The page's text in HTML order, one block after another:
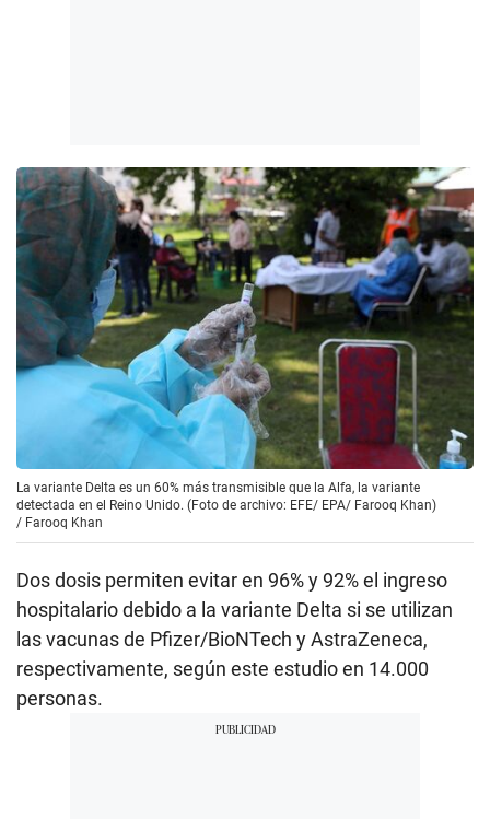
La variante Delta es un 60% más transmisible que la Alfa, la variante
detectada en el Reino Unido. (Foto de archivo: EFE/ EPA/ Farooq Khan)
/ Farooq Khan
Dos dosis permiten evitar en 96% y 92% el ingreso
hospitalario debido a la variante Delta si se utilizan
las vacunas de Pfizer/BioNTech y AstraZeneca,
respectivamente, según este estudio en 14.000
personas.